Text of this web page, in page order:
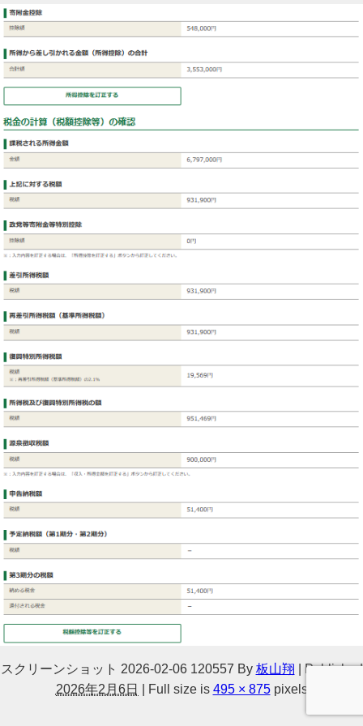
スクリーンショット 2026-02-06 120557 By 板山翔
Published
2026年2月6日
Full size is 495 × 875pixels